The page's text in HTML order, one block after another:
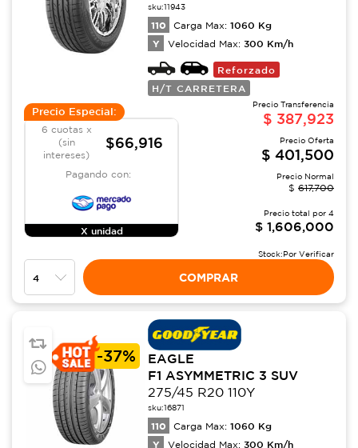
sku:11943
110 Carga Max: 1060 Kg
Y Velocidad Max: 300 Km/h
Reforzado
H/T CARRETERA
Precio Especial:
6 cuotas x
(sin
intereses)
$66,916
Pagando con:
X unidad
Precio Transferencia
$ 387,923
Precio Oferta
$ 401,500
Precio Normal
$ 617,700
Precio total por 4
$ 1,606,000
Stock:Por Verificar
COMPRAR
-37%
EAGLE
F1 ASYMMETRIC 3 SUV
275/45 R20 110Y
sku:16871
110 Carga Max: 1060 Kg
Y Velocidad Max: 300 Km/h